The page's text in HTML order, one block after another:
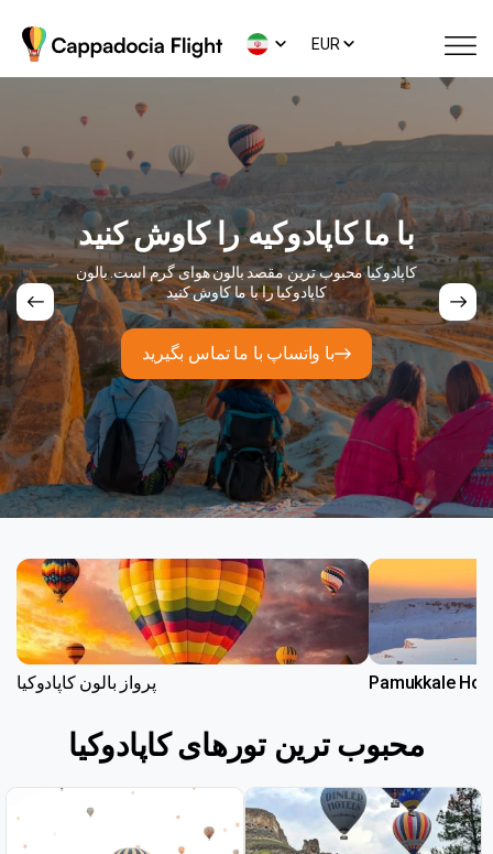
EUR
با ما کاپادوکیه را کاوش کنید
کاپادوکیا محبوب ترین مقصد بالون هوای گرم است. بالون
کاپادوکیا را با ما کاوش کنید
با واتساپ با ما تماس بگیرید
پرواز بالون کاپادوکیا
محبوب ترین تورهای کاپادوکیا